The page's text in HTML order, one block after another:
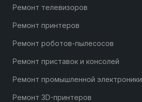
Ремонт телевизоров
Ремонт принтеров
Ремонт роботов-пылесосов
Ремонт приставок и консолей
Ремонт промышленной электроники
Ремонт 3D-принтеров